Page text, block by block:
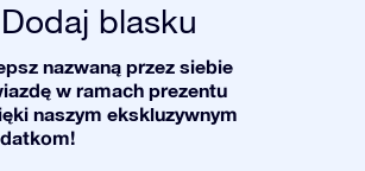
Dodaj blasku
nazwaną przez siebie
w ramach prezentu
naszym ekskluzywnym